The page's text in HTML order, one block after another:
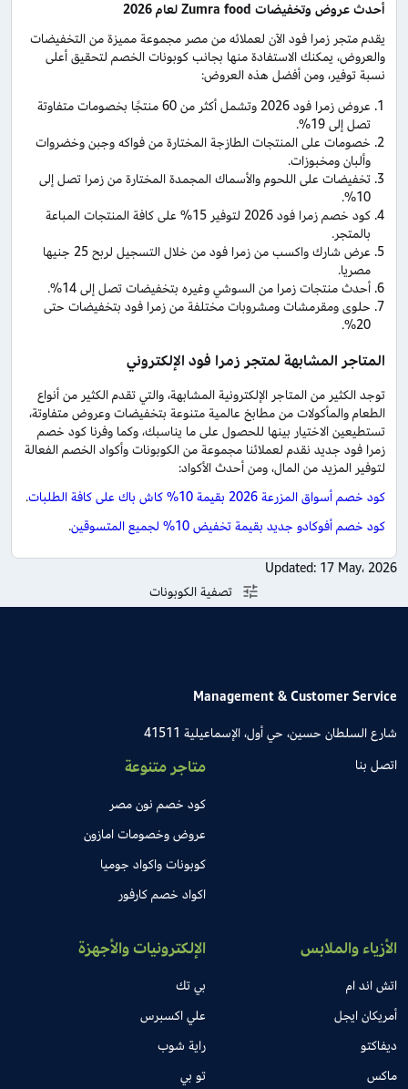
أحدث عروض وتخفيضات
لعام 2026
يقدم متجر زمرا فود الآن لعملائه من مصر مجموعة مميزة من التخفيضات
والعروض، يمكنك الاستفادة منها بجانب كوبونات الخصم لتحقيق أعلى
نسبة توفير، ومن أفضل هذه العروض:
عروض زمرا فود 2026 وتشمل أكثر من 60 منتجًا بخصومات متفاوتة
تصل إلى 19%.
خصومات على المنتجات الطازجة المختارة من فواكه وجبن وخضروات
وألبان ومخبوزات.
تخفيضات على اللحوم والأسماك المجمدة المختارة من زمرا تصل إلى
10%.
كود خصم زمرا فود 2026 لتوفير 15% على كافة المنتجات المباعة
بالمتجر.
عرض شارك واكسب من زمرا فود من خلال التسجيل لربح 25 جنيها
مصريا.
أحدث منتجات زمرا من السوشي وغيره بتخفيضات تصل إلى 14%.
حلوى ومقرمشات ومشروبات مختلفة من زمرا فود بتخفيضات حتى
20%.
المتاجر المشابهة لمتجر زمرا فود الإلكتروني
توجد الكثير من المتاجر الإلكترونية المشابهة، والتي تقدم الكثير من أنواع
الطعام والمأكولات من مطابخ عالمية متنوعة بتخفيضات وعروض متفاوتة،
تستطيعين الاختيار بينها للحصول على ما يناسبك، وكما وفرنا كود خصم
زمرا فود جديد نقدم لعملائنا مجموعة من الكوبونات وأكواد الخصم الفعالة
لتوفير المزيد من المال، ومن أحدث الأكواد:
كود خصم أسواق المزرعة 2026 بقيمة 10% كاش باك على كافة الطلبات
.
كود خصم أفوكادو جديد بقيمة تخفيض 10% لجميع المتسوقين
.
Updated: 17 May، 2026
تصفية الكوبونات
Management & Customer Service
شارع السلطان حسين، حي أول، الإسماعيلية 41511
اتصل بنا
متاجر متنوعة
كود خصم نون مصر
عروض وخصومات امازون
كوبونات واكواد جوميا
اكواد خصم كارفور
الأزياء والملابس
اتش اند ام
أمريكان ايجل
ديفاكتو
ماكس
الإلكترونيات والأجهزة
بي تك
علي اكسبرس
راية شوب
تو بي